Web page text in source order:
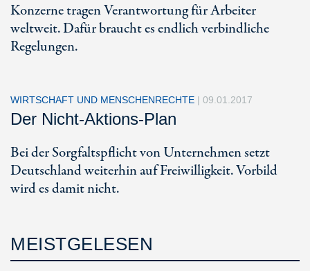
Konzerne tragen Verantwortung für Arbeiter
weltweit. Dafür braucht es endlich verbindliche
Regelungen.
WIRTSCHAFT UND MENSCHENRECHTE | 09.01.2017
Der Nicht-Aktions-Plan
Bei der Sorgfaltspflicht von Unternehmen setzt
Deutschland weiterhin auf Freiwilligkeit. Vorbild
wird es damit nicht.
MEISTGELESEN